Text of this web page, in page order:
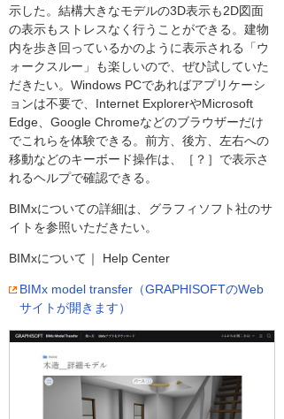
示した。結構大きなモデルの3D表示も2D図面
の表示もストレスなく行うことができる。建物
内を歩き回っているかのように表示される「ウ
ォークスルー」も楽しいので、ぜひ試していた
だきたい。Windows PCであればアプリケーシ
ョンは不要で、Internet ExplorerやMicrosoft
Edge、Google Chromeなどのブラウザーだけ
でこれらを体験できる。前方、後方、左右への
移動などのキーボード操作は、［？］で表示さ
れるヘルプで確認できる。
BIMxについての詳細は、グラフィソフト社のサ
イトを参照いただきたい。
BIMxについて｜ Help Center
BIMx model transfer（GRAPHISOFTのWeb
サイトが開きます）